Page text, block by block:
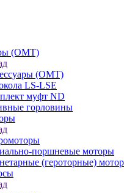
(OMT)
(OMT)
LS-LSE
муфт ND
горловины
поршневые моторы
(героторные)